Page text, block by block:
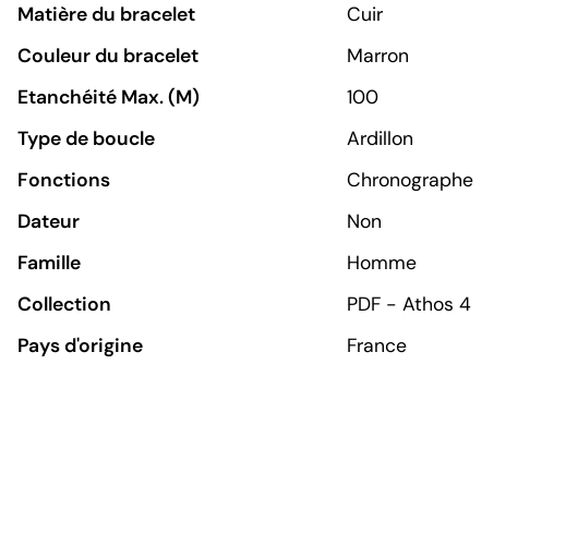
Matière du bracelet
Cuir
Couleur du bracelet
Marron
Etanchéité Max. (M)
100
Type de boucle
Ardillon
Fonctions
Chronographe
Dateur
Non
Famille
Homme
Collection
PDF - Athos 4
Pays d'origine
France